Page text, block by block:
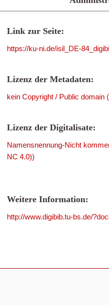
Link zur Seite:
https://ku-ni.de/isil_DE-
Lizenz der Metadaten:
kein Copyright / Public domain
Lizenz der Digitalisate:
Namensnennung-Nicht
NC 4.0))
Weitere Information:
http://www.digibib.tu-bs.de/